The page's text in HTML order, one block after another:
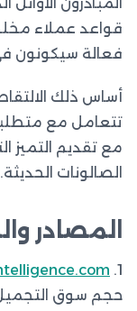
قواعد عملاء
فعالة سيكونون
أساس ذلك
تتعامل مع
مع تقديم التميز
الصالونات الحديثة.
المصادر
1. Mordor Intelligence.
حجم سوق